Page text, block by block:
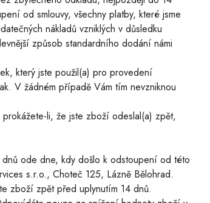
od smlouvy, všechny platby, které jsme
nákladů vzniklých v důsledku
způsob standardního dodání námi
který jste použil(a) pro provedení
V žádném případě Vám tím nevzniknou
li, že jste zboží odeslal(a) zpět,
ode dne, kdy došlo k odstoupení od této
s.r.o., Choteč 125, Lázně Bělohrad.
zboží zpět před uplynutím 14 dnů.